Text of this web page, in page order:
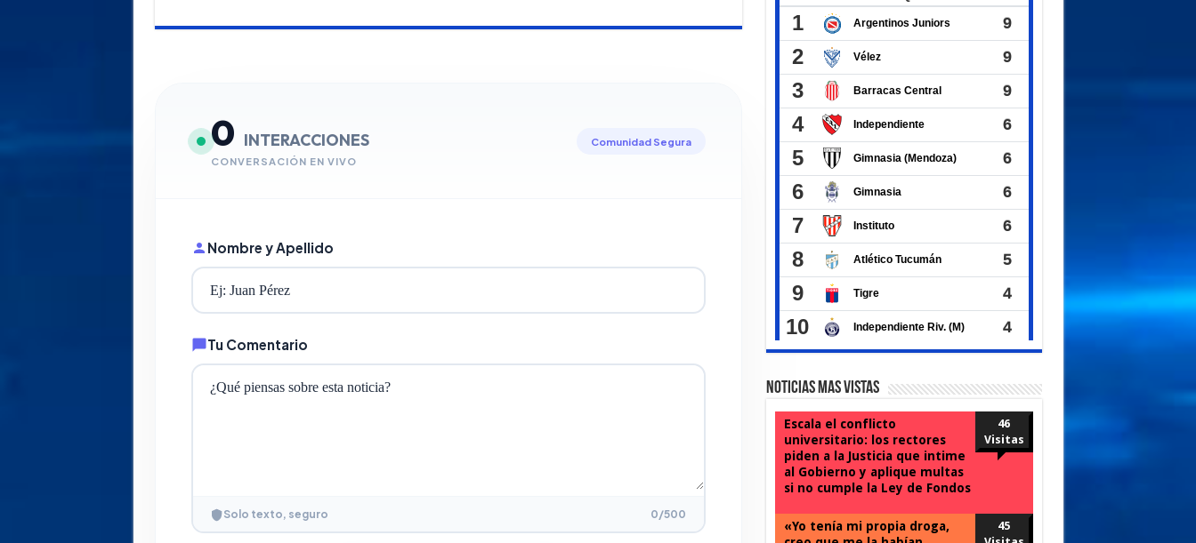
0 INTERACCIONES
CONVERSACIÓN EN VIVO
Comunidad Segura
Nombre y Apellido
Tu Comentario
Solo texto, seguro 0/500
Noticias Mas Vistas
Escala el conflicto
universitario: los rectores
piden a la Justicia que intime
al Gobierno y aplique multas
si no cumple la Ley de Fondos
46
Visitas
«Yo tenía mi propia droga,
45